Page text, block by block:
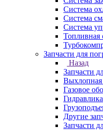
Система
Система
Система
Топливная
Запчасти для
Назад
Запчасти
Выхлопная
Газовое
Другие
Запчасти